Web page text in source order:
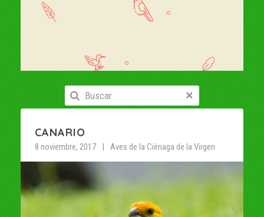
CANARIO
8 noviembre, 2017 Aves de la Ciénaga de la Virgen